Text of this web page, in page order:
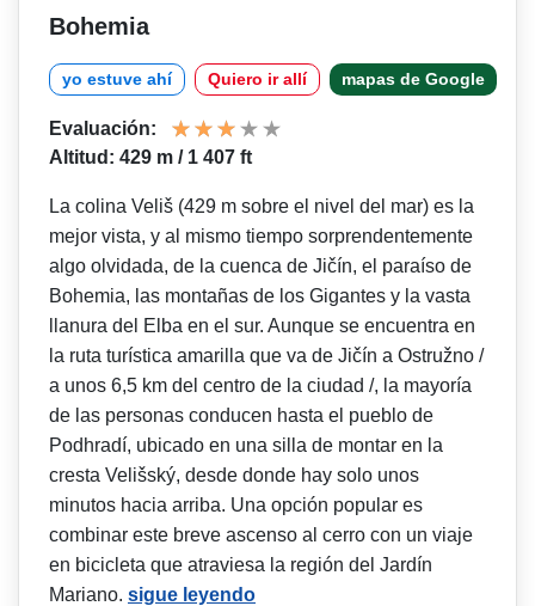
Bohemia
yo estuve ahí Quiero ir allí mapas de Google
Evaluación:
Altitud: 429 m / 1 407 ft
La colina Veliš (429 m sobre el nivel del mar) es la
mejor vista, y al mismo tiempo sorprendentemente
algo olvidada, de la cuenca de Jičín, el paraíso de
Bohemia, las montañas de los Gigantes y la vasta
llanura del Elba en el sur. Aunque se encuentra en
la ruta turística amarilla que va de Jičín a Ostružno /
a unos 6,5 km del centro de la ciudad /, la mayoría
de las personas conducen hasta el pueblo de
Podhradí, ubicado en una silla de montar en la
cresta Velišský, desde donde hay solo unos
minutos hacia arriba. Una opción popular es
combinar este breve ascenso al cerro con un viaje
en bicicleta que atraviesa la región del Jardín
Mariano. sigue leyendo